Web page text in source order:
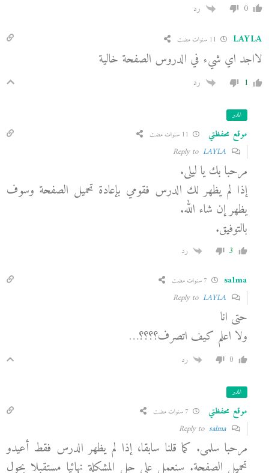
0 رد
LAYLA
لااجد اي شيء في الدروس الصفحة خالية
1 رد
المدير
موقع محفظتي
LAYLA
مرحبا بك يا ليلى.
إذا لم يظهر لك الدرس فقومي بإعادة تحميل الصفحة وسوف
يظهر إن شاء الله.
بالتوفيق.
3 رد
salma
LAYLA
حتى انا
ولا اعلم كيف اتصرف؟؟؟؟…
0 رد
المدير
موقع محفظتي
Reply to
salma
مرحبا سلمى. كما قلنا سابقا، إذا لم يظهر الدرس فقط أعيدو
تحميل الصفحة. سنعمل على حل المشكلة نهائيا مستقبلا بحول